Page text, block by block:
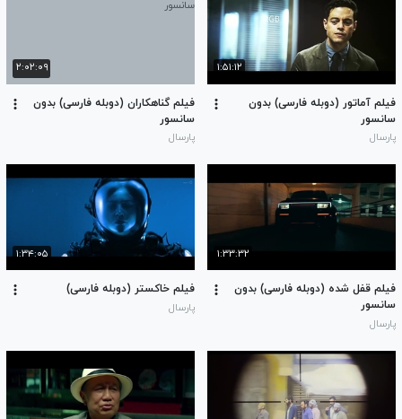
۱:۵۱:۱۲
فیلم آماتور (دوبله فارسی) بدون
سانسور
پارسال
۲:۰۲:۰۹
فیلم گناهکاران (دوبله فارسی) بدون
سانسور
پارسال
۱:۳۳:۳۲
فیلم قفل شده (دوبله فارسی) بدون
سانسور
پارسال
۱:۳۴:۰۵
فیلم خاکستر (دوبله فارسی)
پارسال